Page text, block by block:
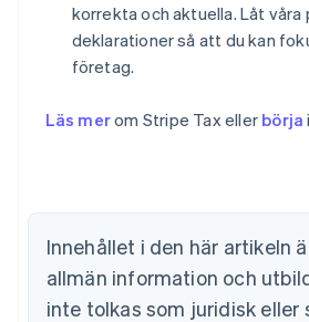
korrekta och aktuella. Låt våra
deklarationer så att du kan
företag.
Läs merom Stripe Tax eller börja
Innehållet i den här artikeln
allmän information och
inte tolkas som juridisk
Australien
NederlandsFrançais Deutsch English
English
Cypern
English
Danmark
English